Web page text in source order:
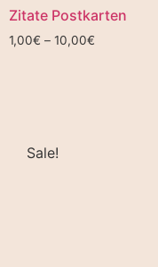
Zitate Postkarten
1,00€ – 10,00€
Sale!